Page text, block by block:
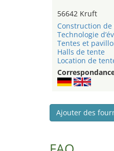
56642 Kruft
Construction de
Technologie
Tentes et
Halls de tente
Location de
Ajouter des